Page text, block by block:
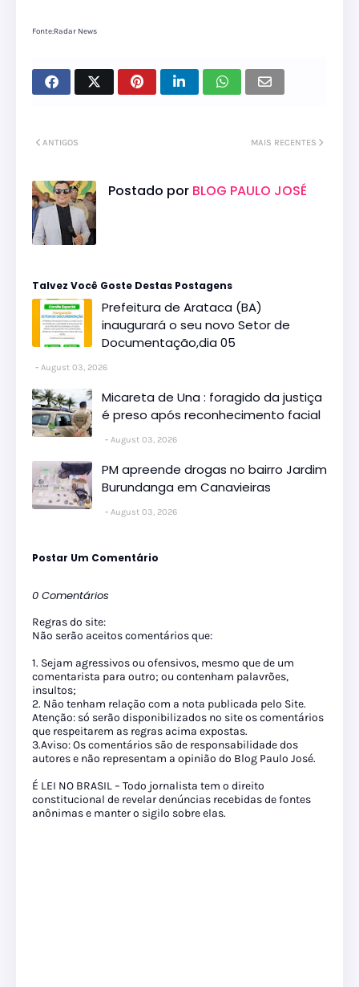
Fonte:Radar News
MAIS RECENTES
ANTIGOS
Postado por BLOG PAULO JOSÉ
Talvez Você Goste Destas Postagens
Prefeitura de Arataca (BA)
inaugurará o seu novo Setor de
Documentação,dia 05
August 03, 2026
Micareta de Una : foragido da justiça
é preso após reconhecimento facial
August 03, 2026
PM apreende drogas no bairro Jardim
Burundanga em Canavieiras
August 03, 2026
Postar Um Comentário
0 Comentários
Regras do site:
Não serão aceitos comentários que:
1. Sejam agressivos ou ofensivos, mesmo que de um
comentarista para outro; ou contenham palavrões,
insultos;
2. Não tenham relação com a nota publicada pelo Site.
Atenção: só serão disponibilizados no site os comentários
que respeitarem as regras acima expostas.
3.Aviso: Os comentários são de responsabilidade dos
autores e não representam a opinião do Blog Paulo José.
É LEI NO BRASIL – Todo jornalista tem o direito
constitucional de revelar denúncias recebidas de fontes
anônimas e manter o sigilo sobre elas.